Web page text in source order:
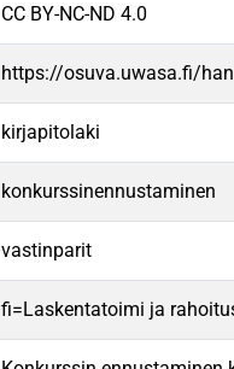
CC BY-NC-ND 4.0
https://osuva.uwasa.fi/
kirjapitolaki
konkurssinennustaminen
vastinparit
fi=Laskentatoimi ja